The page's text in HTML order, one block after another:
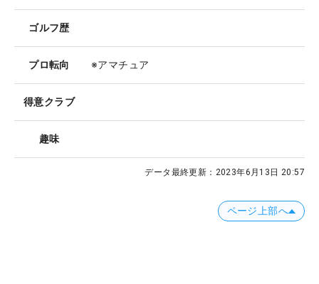
ゴルフ歴
プロ転向 ※アマチュア
得意クラブ
趣味
データ最終更新： 2023年6月13日 20:57
ページ上部へ